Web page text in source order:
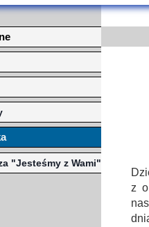
z
Pomoc
sprawdziany
Szkolny
kompetencji
Ważne terminy
Regulamin rekrutacji
Dlaczego Zamoyski?
System rekrutacji
"Jesteśmy z Wami"